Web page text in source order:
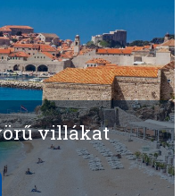
villákat